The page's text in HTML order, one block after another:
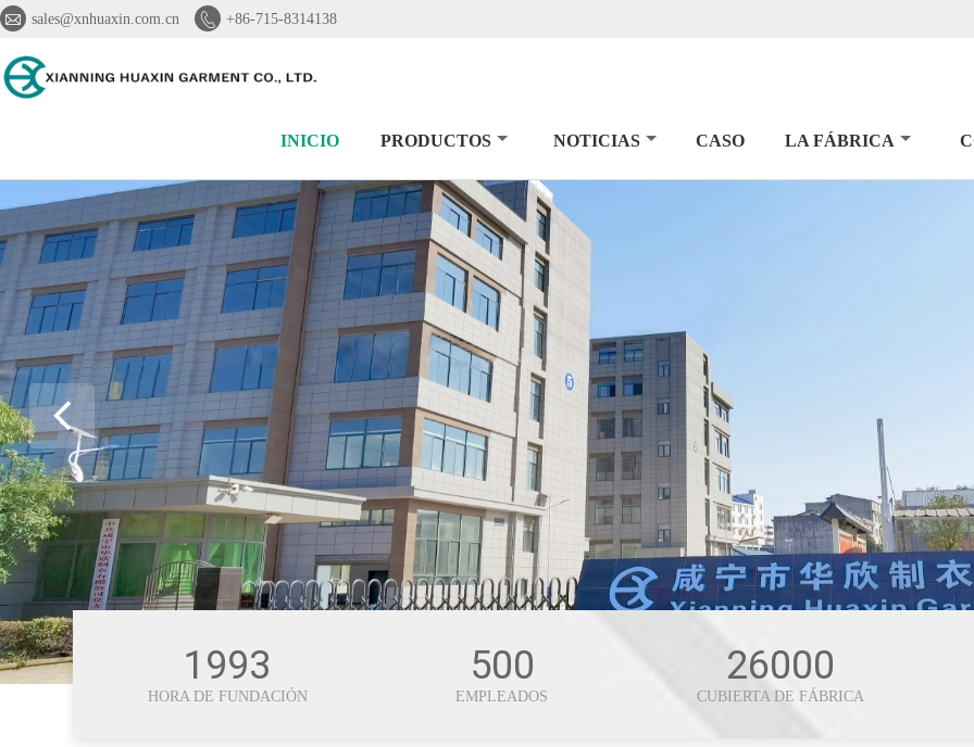
 sales@xnhuaxin.com.cn  +86-715-8314138
INICIO PRODUCTOS NOTICIAS CASO LA FÁBRICA
1993
HORA DE FUNDACIÓN
500
EMPLEADOS
26000
CUBIERTA DE FÁBRICA